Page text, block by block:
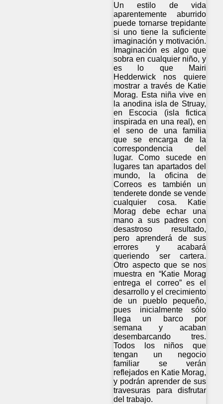
Un estilo de vida
aparentemente aburrido
puede tornarse trepidante
si uno tiene la suficiente
imaginación y motivación.
Imaginación es algo que
sobra en cualquier niño, y
es lo que Mairi
Hedderwick nos quiere
mostrar a través de Katie
Morag. Esta niña vive en
la anodina isla de Struay,
en Escocia (isla fictica
inspirada en una real), en
el seno de una familia
que se encarga de la
correspondencia del
lugar. Como sucede en
lugares tan apartados del
mundo, la oficina de
Correos es también un
tenderete donde se vende
cualquier cosa. Katie
Morag debe echar una
mano a sus padres con
desastroso resultado,
pero aprenderá de sus
errores y acabará
queriendo ser cartera.
Otro aspecto que se nos
muestra en “Katie Morag
entrega el correo” es el
desarrollo y el crecimiento
de un pueblo pequeño,
pues inicialmente sólo
llega un barco por
semana y acaban
desembarcando tres.
Todos los niños que
tengan un negocio
familiar se verán
reflejados en Katie Morag,
y podrán aprender de sus
travesuras para disfrutar
del trabajo.